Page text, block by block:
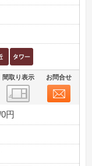
間取り表示 お問合せ
0円